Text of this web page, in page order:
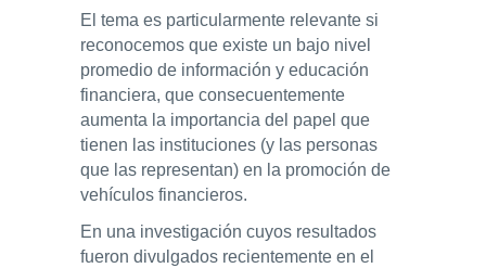
El tema es particularmente relevante si
reconocemos que existe un bajo nivel
promedio de información y educación
financiera, que consecuentemente
aumenta la importancia del papel que
tienen las instituciones (y las personas
que las representan) en la promoción de
vehículos financieros.
En una investigación cuyos resultados
fueron divulgados recientemente en el